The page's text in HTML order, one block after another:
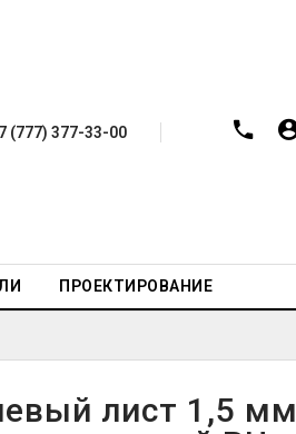
(777) 377-33-00
ПРОЕКТИРОВАНИЕ
лист 1,5 мм